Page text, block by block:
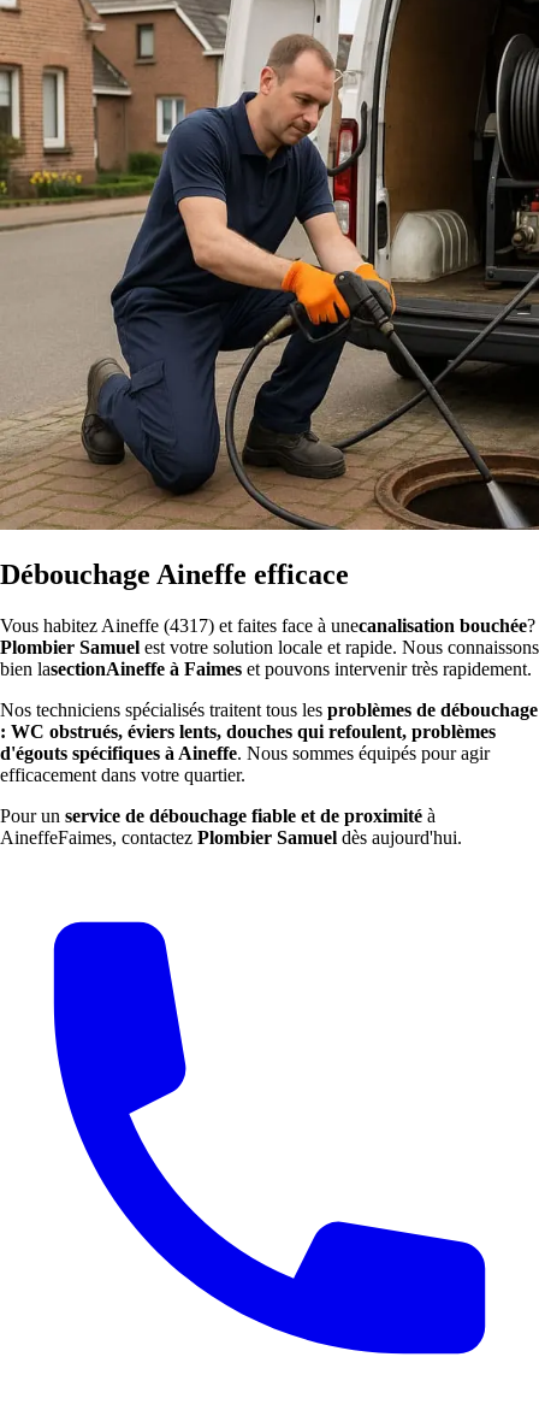
Débouchage Aineffe efficace
Vous habitez Aineffe (4317) et faites face à unecanalisation bouchée?
Plombier Samuel est votre solution locale et rapide. Nous connaissons
bien lasectionAineffe à Faimes et pouvons intervenir très rapidement.
Nos techniciens spécialisés traitent tous les problèmes de débouchage
: WC obstrués, éviers lents, douches qui refoulent, problèmes
d'égouts spécifiques à Aineffe. Nous sommes équipés pour agir
efficacement dans votre quartier.
Pour un service de débouchage fiable et de proximité à
AineffeFaimes, contactez Plombier Samuel dès aujourd'hui.